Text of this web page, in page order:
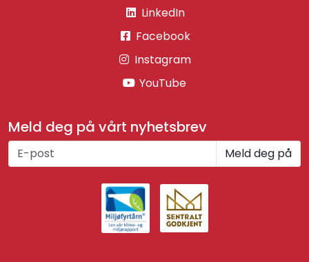
Meld deg på vårt nyhetsbrev
Meld deg på
LinkedIn
Facebook
Instagram
YouTube